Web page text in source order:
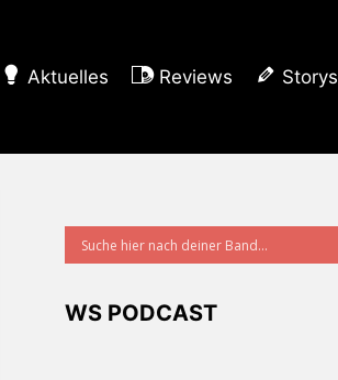
Aktuelles Reviews Storys
WS PODCAST